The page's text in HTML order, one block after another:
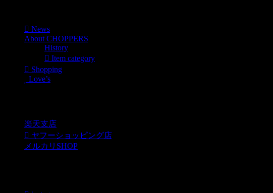
News
About CHOPPERS
History
Item category
Shopping
Love’s
楽天支店
ヤフーショッピング店
メルカリSHOP